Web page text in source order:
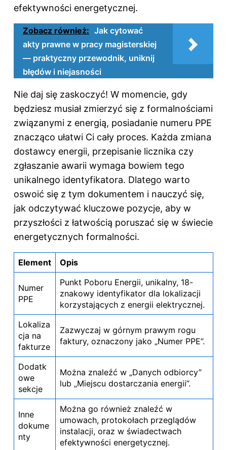
efektywności energetycznej.
Zobacz również: Jak cytować
akty prawne w pracy magisterskiej
— praktyczny przewodnik, uniknij
błędów i niejasności
Nie daj się zaskoczyć! W momencie, gdy
będziesz musiał zmierzyć się z formalnościami
związanymi z energią, posiadanie numeru PPE
znacząco ułatwi Ci cały proces. Każda zmiana
dostawcy energii, przepisanie licznika czy
zgłaszanie awarii wymaga bowiem tego
unikalnego identyfikatora. Dlatego warto
oswoić się z tym dokumentem i nauczyć się,
jak odczytywać kluczowe pozycje, aby w
przyszłości z łatwością poruszać się w świecie
energetycznych formalności.
Element Opis
Numer
PPE
Punkt Poboru Energii, unikalny, 18-
znakowy identyfikator dla lokalizacji
korzystających z energii elektrycznej.
Lokaliza
cja na
fakturze
Zazwyczaj w górnym prawym rogu
faktury, oznaczony jako „Numer PPE”.
Dodatk
owe
sekcje
Można znaleźć w „Danych odbiorcy”
lub „Miejscu dostarczania energii”.
Inne
dokume
nty
Można go również znaleźć w
umowach, protokołach przeglądów
instalacji, oraz w świadectwach
efektywności energetycznej.